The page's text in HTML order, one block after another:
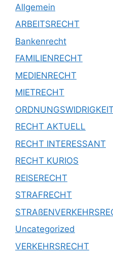
Allgemein
ARBEITSRECHT
Bankenrecht
FAMILIENRECHT
MEDIENRECHT
MIETRECHT
RECHT AKTUELL
RECHT INTERESSANT
RECHT KURIOS
REISERECHT
STRAFRECHT
Uncategorized
VERKEHRSRECHT